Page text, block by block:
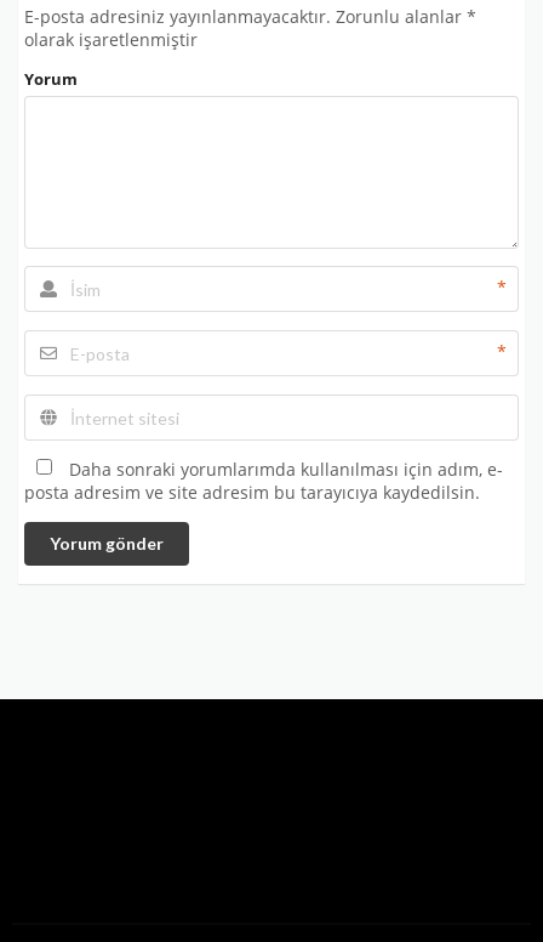
E-posta adresiniz yayınlanmayacaktır. Zorunlu alanlar *
olarak işaretlenmiştir
Yorum
*
*
Daha sonraki yorumlarımda kullanılması için adım, e-
posta adresim ve site adresim bu tarayıcıya kaydedilsin.
Yorum gönder